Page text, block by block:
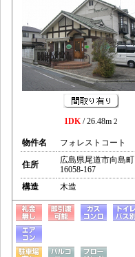
1DK/ 26.48m 2
物件名 フォレストコート
住所
広島県尾道市向島町
16058-167
構造
木造